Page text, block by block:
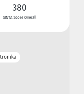
380
SINTA Score Overall